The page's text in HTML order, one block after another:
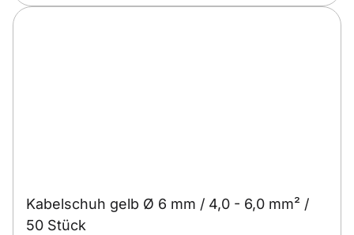
Kabelschuh gelb Ø 6 mm / 4,0 - 6,0 mm² /
50 Stück